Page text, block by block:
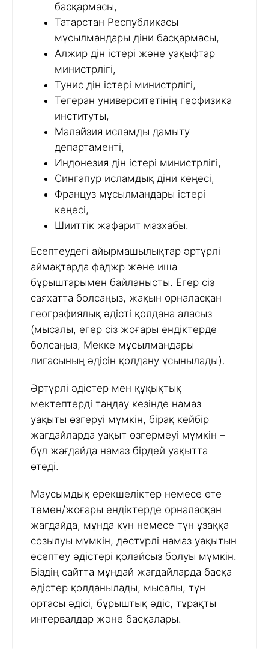
басқармасы,
Татарстан Республикасы
мұсылмандары діни басқармасы,
Алжир дін істері және уақыфтар
министрлігі,
Тунис дін істері министрлігі,
Тегеран университетінің геофизика
институты,
Малайзия исламды дамыту
департаменті,
Индонезия дін істері министрлігі,
Сингапур исламдық діни кеңесі,
Француз мұсылмандары істері
кеңесі,
Шииттік жафарит мазхабы.
Есептеудегі айырмашылықтар әртүрлі
аймақтарда фаджр және иша
бұрыштарымен байланысты. Егер сіз
саяхатта болсаңыз, жақын орналасқан
географиялық әдісті қолдана аласыз
(мысалы, егер сіз жоғары ендіктерде
болсаңыз, Мекке мұсылмандары
лигасының әдісін қолдану ұсынылады).
Әртүрлі әдістер мен құқықтық
мектептерді таңдау кезінде намаз
уақыты өзгеруі мүмкін, бірақ кейбір
жағдайларда уақыт өзгермеуі мүмкін –
бұл жағдайда намаз бірдей уақытта
өтеді.
Маусымдық ерекшеліктер немесе өте
төмен/жоғары ендіктерде орналасқан
жағдайда, мұнда күн немесе түн ұзаққа
созылуы мүмкін, дәстүрлі намаз уақытын
есептеу әдістері қолайсыз болуы мүмкін.
Біздің сайтта мұндай жағдайларда басқа
әдістер қолданылады, мысалы, түн
ортасы әдісі, бұрыштық әдіс, тұрақты
интервалдар және басқалары.